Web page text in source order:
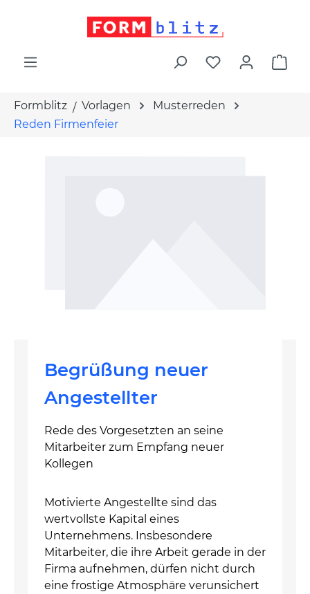
Formblitz Vorlagen
Musterreden
Reden Firmenfeier
Begrüßung neuer
Angestellter
Rede des Vorgesetzten an seine
Mitarbeiter zum Empfang neuer
Kollegen
Motivierte Angestellte sind das
wertvollste Kapital eines
Unternehmens. Insbesondere
Mitarbeiter, die ihre Arbeit gerade in der
Firma aufnehmen, dürfen nicht durch
eine frostige Atmosphäre verunsichert